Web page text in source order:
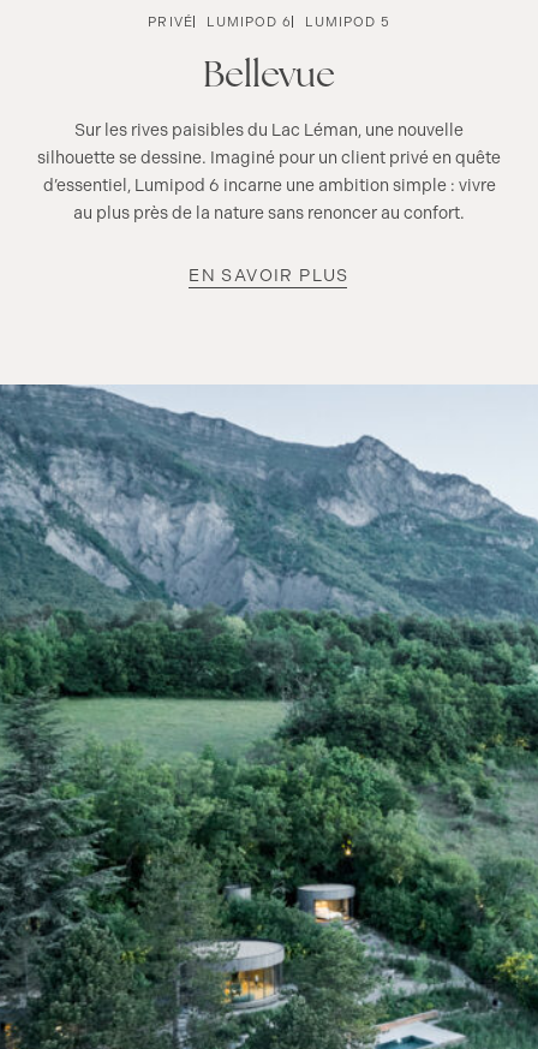
PRIVÉ LUMIPOD 6 LUMIPOD 5
Bellevue
Sur les rives paisibles du Lac Léman, une nouvelle
silhouette se dessine. Imaginé pour un client privé en quête
d’essentiel, Lumipod 6 incarne une ambition simple : vivre
au plus près de la nature sans renoncer au confort.
EN SAVOIR PLUS